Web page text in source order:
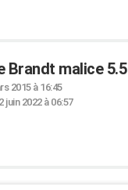
Brandt malice
2015 à 16:45
juin 2022 à 06:57